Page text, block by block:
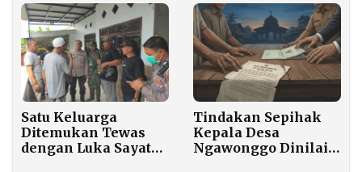
Satu Keluarga
Ditemukan Tewas
dengan Luka Sayatan
Tindakan Sepihak
Kepala Desa
Ngawonggo Dinilai